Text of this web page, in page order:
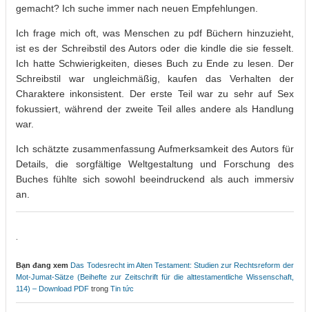
gemacht? Ich suche immer nach neuen Empfehlungen.
Ich frage mich oft, was Menschen zu pdf Büchern hinzuzieht,
ist es der Schreibstil des Autors oder die kindle die sie fesselt.
Ich hatte Schwierigkeiten, dieses Buch zu Ende zu lesen. Der
Schreibstil war ungleichmäßig, kaufen das Verhalten der
Charaktere inkonsistent. Der erste Teil war zu sehr auf Sex
fokussiert, während der zweite Teil alles andere als Handlung
war.
Ich schätzte zusammenfassung Aufmerksamkeit des Autors für
Details, die sorgfältige Weltgestaltung und Forschung des
Buches fühlte sich sowohl beeindruckend als auch immersiv
an.
Bạn đang xem Das Todesrecht im Alten Testament: Studien zur Rechtsreform der
Mot-Jumat-Sätze (Beihefte zur Zeitschrift für die alttestamentliche Wissenschaft,
114) – Download PDF trong Tin tức